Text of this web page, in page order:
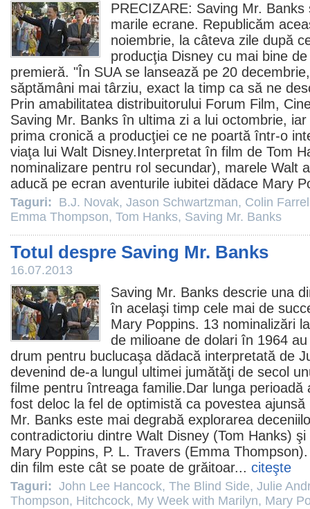
PRECIZARE: Saving Mr. Banks
marile ecrane. Republicăm
noiembrie, la câteva zile după
producţia Disney cu mai bine
premieră. "În SUA se lansează pe 20
săptămâni mai târziu, exact la timp ca să ne
Prin amabilitatea distribuitorului Forum Film,
Saving Mr. Banks în ultima zi a lui octombrie,
prima cronică a producţiei ce ne poartă într-o
viaţa lui Walt Disney.Interpretat în film de Tom
nominalizare pentru rol secundar), marele Walt
aducă pe ecran aventurile iubitei dădace Mary
Taguri: B.J. Novak, Jason Schwartzman, Colin
Emma Thompson, Tom Hanks, Saving Mr. Banks
Totul despre Saving Mr. Banks
16.07.2013
Saving Mr. Banks descrie una
în acelaşi timp cele mai de
Mary Poppins. 13 nominalizări
de milioane de dolari în 1964
drum pentru buclucaşa dădacă interpretată de
devenind de-a lungul ultimei jumătăţi de secol
filme pentru întreaga familie.Dar lunga perioadă
fost deloc la fel de optimistă ca povestea
Mr. Banks este mai degrabă explorarea
contradictoriu dintre Walt Disney (Tom Hanks) şi
Mary Poppins, P. L. Travers (Emma Thompson).
din film este cât se poate de grăitoar... citeşte
Taguri: John Lee Hancock, The Blind Side, Julie
Thompson, Hitchcock, My Week with Marilyn, Mary